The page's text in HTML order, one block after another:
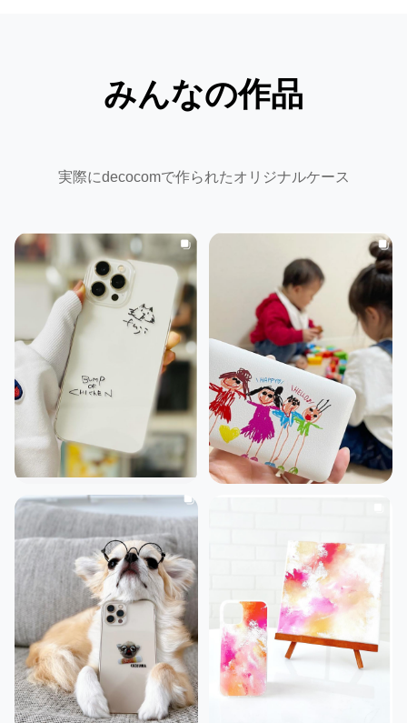
みんなの作品
実際にdecocomで作られたオリジナルケース